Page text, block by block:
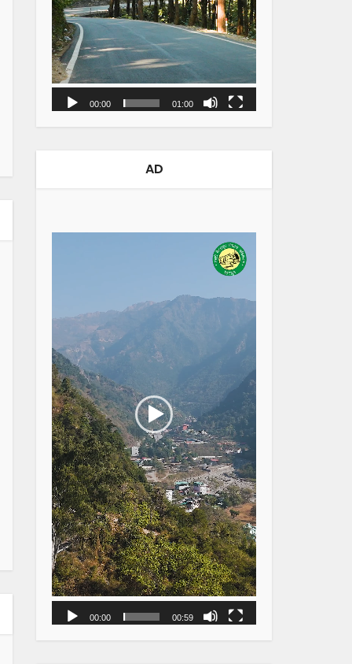
00:00 01:00
AD
00:00 00:59